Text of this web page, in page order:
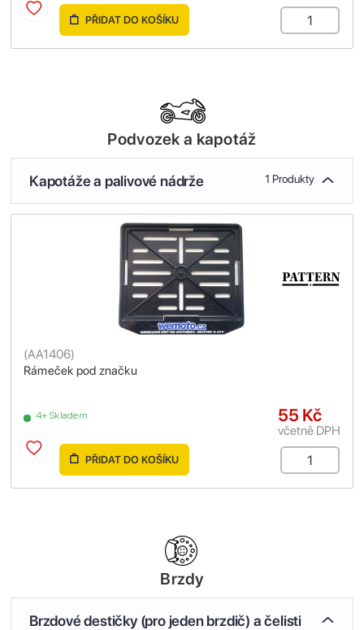
PŘIDAT DO KOŠÍKU
Podvozek a kapotáž
Kapotáže a palivové nádrže 1 Produkty
Rámeček pod značku
(AA1406)
4+ Skladem 55 Kč
včetně DPH
PŘIDAT DO KOŠÍKU
Brzdy
Brzdové destičky (pro jeden brzdič) a čelisti